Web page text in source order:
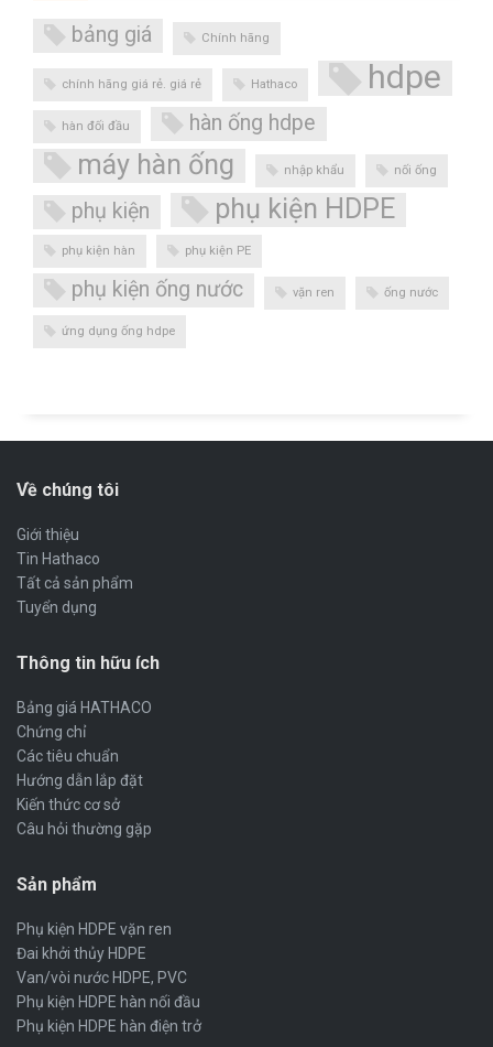
bảng giá Chính hãng
chính hãng giá rẻ. giá rẻ Hathaco hdpe
hàn đối đầu hàn ống hdpe
máy hàn ống nhập khẩu nối ống
phụ kiện phụ kiện HDPE
phụ kiện hàn phụ kiện PE
phụ kiện ống nước vặn ren ống nước
ứng dụng ống hdpe
Về chúng tôi
Giới thiệu
Tin Hathaco
Tất cả sản phẩm
Tuyển dụng
Thông tin hữu ích
Bảng giá HATHACO
Chứng chỉ
Các tiêu chuẩn
Hướng dẫn lắp đặt
Kiến thức cơ sở
Câu hỏi thường gặp
Sản phẩm
Phụ kiện HDPE vặn ren
Đai khởi thủy HDPE
Van/vòi nước HDPE, PVC
Phụ kiện HDPE hàn nối đầu
Phụ kiện HDPE hàn điện trở